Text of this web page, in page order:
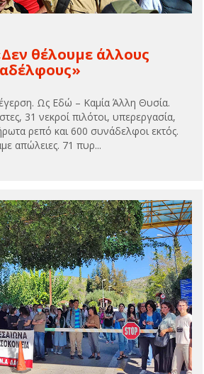
θέλουμε άλλους
Ως Εδώ – Καμία Άλλη Θυσία.
31 νεκροί πιλότοι, υπερεργασία,
ρεπό και 600 συνάδελφοι εκτός.
απώλειες. 71 πυρ...